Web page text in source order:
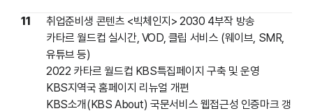
11
취업준비생 콘텐츠 <빅체인지> 2030 4부작 방송
카타르 월드컵 실시간, VOD, 클립 서비스 (웨이브, SMR,
유튜브 등)
2022 카타르 월드컵 KBS특집페이지 구축 및 운영
KBS지역국 홈페이지 리뉴얼 개편
KBS소개(KBS About) 국문서비스 웹접근성 인증마크 갱